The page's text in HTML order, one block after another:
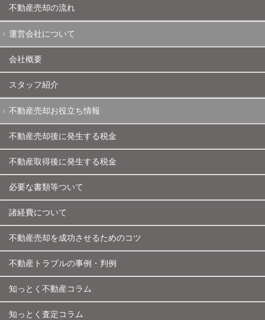
不動産売却の流れ
運営会社について
会社概要
スタッフ紹介
不動産売却お役立ち情報
不動産売却後に発生する税金
不動産取得後に発生する税金
必要な書類等ついて
諸経費について
不動産売却を成功させるためのコツ
不動産トラブルの事例・判例
知っとく不動産コラム
知っとく査定コラム